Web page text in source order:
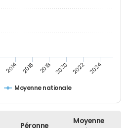
Moyenne nationale
2014 2016 2018 2020 2022 2024
Péronne
Moyenne